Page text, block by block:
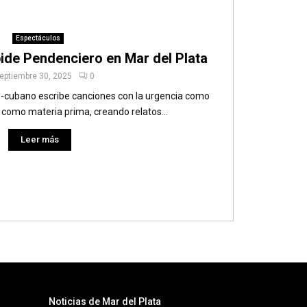
Espectáculos
Pendenciero en Mar del Plata
30, 2025 0
escribe canciones con la urgencia como
materia prima, creando relatos...
Leer más
Noticias de Mar del Plata